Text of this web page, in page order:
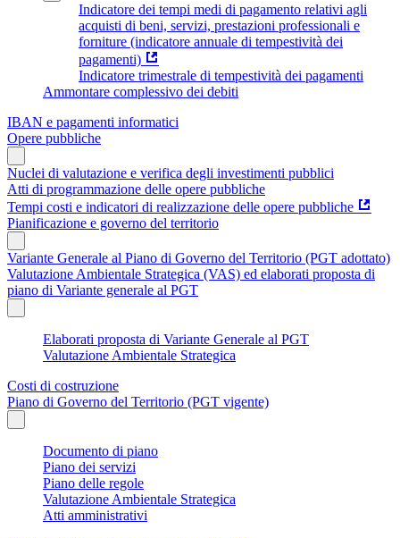
Indicatore dei tempi medi di pagamento relativi agli
acquisti di beni, servizi, prestazioni professionali e
forniture (indicatore annuale di tempestività dei
pagamenti)
Indicatore trimestrale di tempestività dei pagamenti
Ammontare complessivo dei debiti
IBAN e pagamenti informatici
Opere pubbliche
Nuclei di valutazione e verifica degli investimenti pubblici
Atti di programmazione delle opere pubbliche
Tempi costi e indicatori di realizzazione delle opere pubbliche
Pianificazione e governo del territorio
Variante Generale al Piano di Governo del Territorio (PGT adottato)
Valutazione Ambientale Strategica (VAS) ed elaborati proposta di
piano di Variante generale al PGT
Elaborati proposta di Variante Generale al PGT
Valutazione Ambientale Strategica
Costi di costruzione
Piano di Governo del Territorio (PGT vigente)
Documento di piano
Piano dei servizi
Piano delle regole
Valutazione Ambientale Strategica
Atti amministrativi